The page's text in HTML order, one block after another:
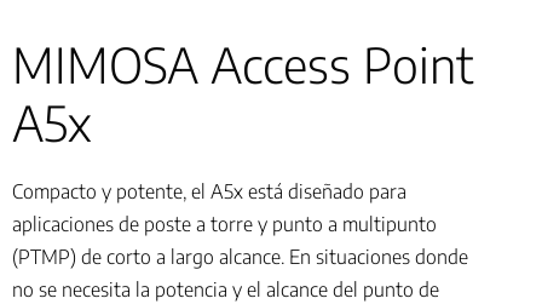
MIMOSA Access Point
A5x
Compacto y potente, el A5x está diseñado para
aplicaciones de poste a torre y punto a multipunto
(PTMP) de corto a largo alcance. En situaciones donde
no se necesita la potencia y el alcance del punto de